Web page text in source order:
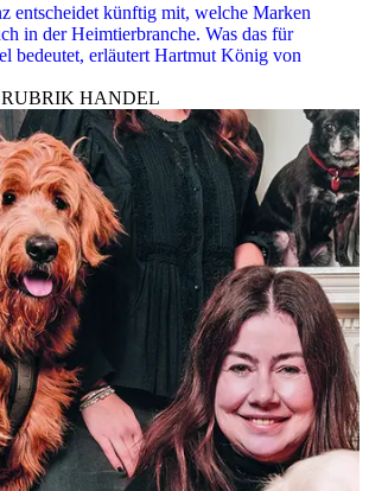
entscheidet künftig mit, welche Marken
in der Heimtierbranche. Was das für
bedeutet, erläutert Hartmut König von
HANDEL